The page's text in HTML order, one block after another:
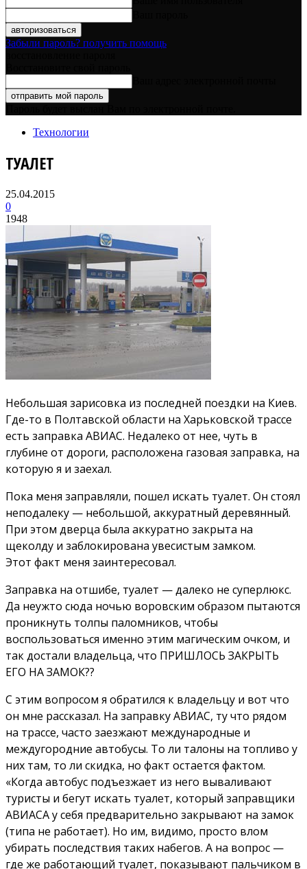
Забыли пароль? получить помощь
Технологии
ТУАЛЕТ
25.04.2015
0
1948
Небольшая зарисовка из последней поездки на Киев.
Где-то в Полтавской области на Харьковской трассе
есть заправка АВИАС. Недалеко от нее, чуть в
глубине от дороги, расположена газовая заправка, на
которую я и заехал.
Пока меня заправляли, пошел искать туалет. Он стоял
неподалеку — небольшой, аккуратный деревянный.
При этом дверца была аккуратно закрыта на
щеколду и заблокирована увесистым замком.
Этот факт меня заинтересовал.
Заправка на отшибе, туалет — далеко не суперлюкс.
Да неужто сюда ночью воровским образом пытаются
проникнуть толпы паломников, чтобы
воспользоваться именно этим магическим очком, и
так достали владельца, что ПРИШЛОСЬ ЗАКРЫТЬ
ЕГО НА ЗАМОК??
С этим вопросом я обратился к владельцу и вот что
он мне рассказал. На заправку АВИАС, ту что рядом
на трассе, часто заезжают международные и
междугородние автобусы. То ли талоны на топливо у
них там, то ли скидка, но факт остается фактом.
«Когда автобус подъезжает из него вываливают
туристы и бегут искать туалет, который заправщики
АВИАСА у себя предварительно закрывают на замок
(типа не работает). Но им, видимо, просто влом
убирать последствия таких набегов. А на вопрос —
где же работающий туалет, показывают пальчиком в